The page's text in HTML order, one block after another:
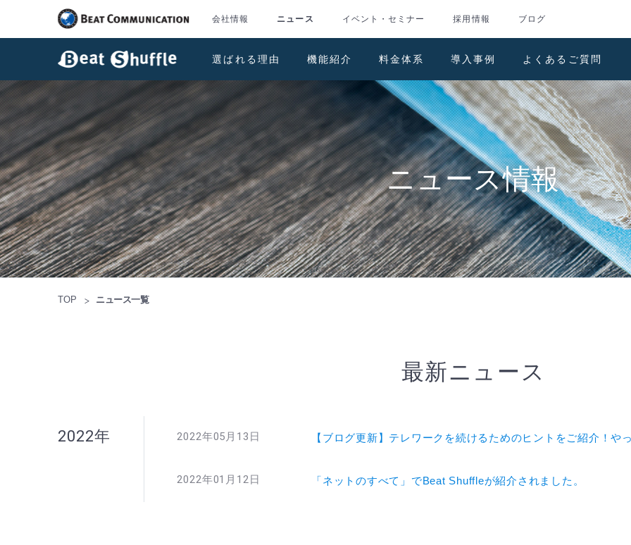
会社情報 ニュース イベント・セミナー 採用情報 ブログ
選ばれる理由 機能紹介 料金体系 導入事例 よくあるご質問
ニュース情報
TOP ニュース一覧
最新ニュース
2022年 2022年05月13日 【ブログ更新】テレワークを続けるためのヒントをご紹介！や
2022年01月12日 「ネットのすべて」でBeat Shuffleが紹介されました。